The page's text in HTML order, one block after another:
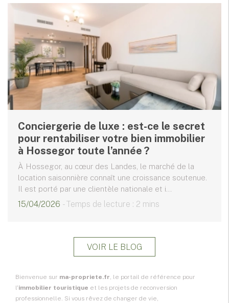
Conciergerie de luxe : est-ce le secret
pour rentabiliser votre bien immobilier
à Hossegor toute l’année ?
À Hossegor, au cœur des Landes, le marché de la
location saisonnière connaît une croissance soutenue.
Il est porté par une clientèle nationale et i...
15/04/2026 - Temps de lecture : 2 mins
VOIR LE BLOG
Bienvenue sur ma-propriete.fr, le portail de référence pour
l'immobilier touristique et les projets de reconversion
professionnelle. Si vous rêvez de changer de vie,